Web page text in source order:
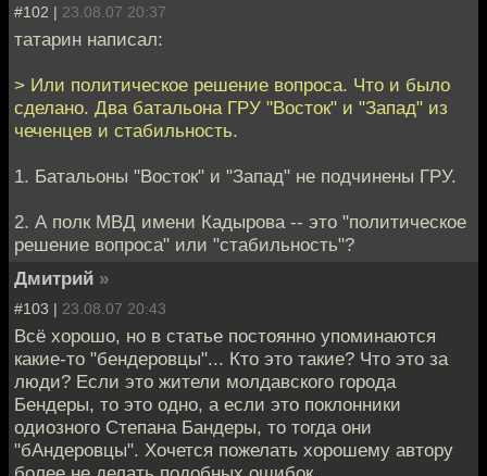
#102 | 23.08.07 20:37
татарин написал:
> Или политическое решение вопроса. Что и было
сделано. Два батальона ГРУ "Восток" и "Запад" из
чеченцев и стабильность.
1. Батальоны "Восток" и "Запад" не подчинены ГРУ.
2. А полк МВД имени Кадырова -- это "политическое
решение вопроса" или "стабильность"?
Дмитрий »
#103 | 23.08.07 20:43
Всё хорошо, но в статье постоянно упоминаются
какие-то "бендеровцы"... Кто это такие? Что это за
люди? Если это жители молдавского города
Бендеры, то это одно, а если это поклонники
одиозного Степана Бандеры, то тогда они
"бАндеровцы". Хочется пожелать хорошему автору